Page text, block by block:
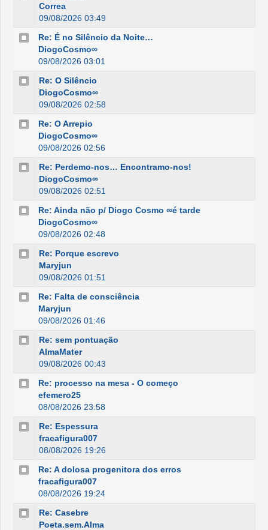
Correa
09/08/2026 03:49
Re: É no Silêncio da Noite…
DiogoCosmo∞
09/08/2026 03:01
Re: O Silêncio
DiogoCosmo∞
09/08/2026 02:58
Re: O Arrepio
DiogoCosmo∞
09/08/2026 02:56
Re: Perdemo-nos… Encontramo-nos!
DiogoCosmo∞
09/08/2026 02:51
Re: Ainda não p/ Diogo Cosmo ∞é tarde
DiogoCosmo∞
09/08/2026 02:48
Re: Porque escrevo
Maryjun
09/08/2026 01:51
Re: Falta de consciência
Maryjun
09/08/2026 01:46
Re: sem pontuação
AlmaMater
09/08/2026 00:43
Re: processo na mesa - O começo
efemero25
08/08/2026 23:58
Re: Espessura
fracafigura007
08/08/2026 19:26
Re: A dolosa progenitora dos erros
fracafigura007
08/08/2026 19:24
Re: Casebre
Poeta.sem.Alma